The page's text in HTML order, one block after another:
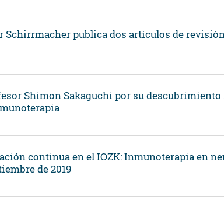
Schirrmacher publica dos artículos de
Shimon Sakaguchi por su
continua en el IOZK: Inmunoterapia en
de 2019